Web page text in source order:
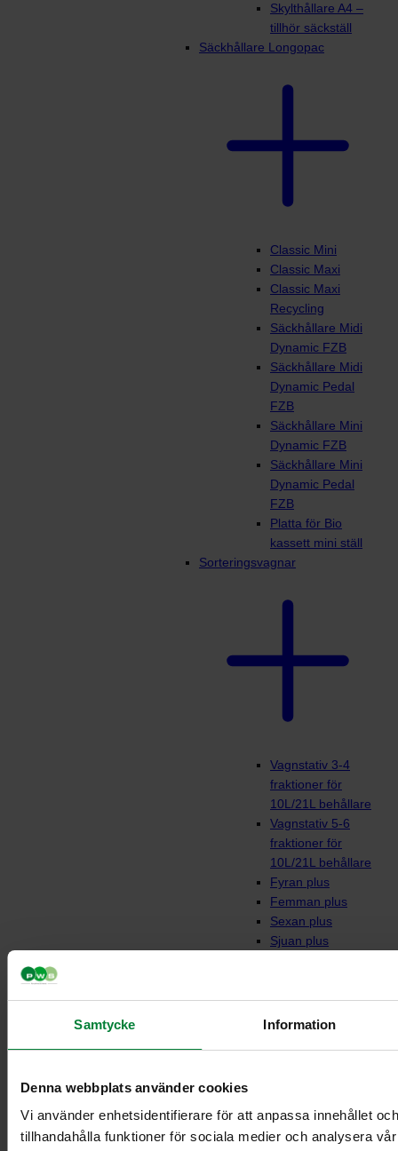
Samtycke Information
Denna webbplats använder cookies
Vi använder enhetsidentifierare för att anpassa innehållet
tillhandahålla funktioner för sociala medier och analysera
Skylthållare A4 –
tillhör säckställ
Säckhållare Longopac
Classic Mini
Classic Maxi
Classic Maxi
Recycling
Säckhållare Midi
Dynamic FZB
Säckhållare Midi
Dynamic Pedal
FZB
Säckhållare Mini
Dynamic FZB
Säckhållare Mini
Dynamic Pedal
FZB
Platta för Bio
kassett mini ställ
Sorteringsvagnar
Vagnstativ 3-4
fraktioner för
10L/21L behållare
Vagnstativ 5-6
fraktioner för
10L/21L behållare
Fyran plus
Femman plus
Sexan plus
Sjuan plus
Sjuan
Vagnar till behållare